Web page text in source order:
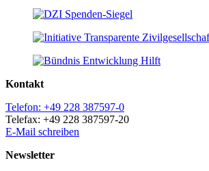
Kontakt
Telefon: +49 228 387597-0
Telefax: +49 228 387597-20
E-Mail schreiben
Newsletter